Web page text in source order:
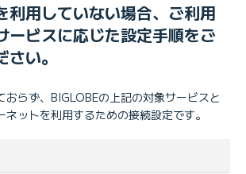
利用していない場合、ご利用
ービスに応じた設定手順をご
い。
おらず、BIGLOBEの上記の対象サービスと
ットを利用するための接続設定です。